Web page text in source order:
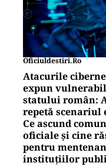
Oficiuldestiri.ro
Atacurile
expun
statului român:
repetă scenariul
Ce ascund
oficiale și cine
pentru
instituțiilor